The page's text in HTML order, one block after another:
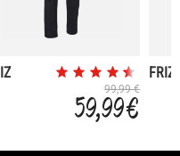
99,99 €
59,99 €
FRIZ